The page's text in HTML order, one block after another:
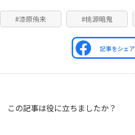
#漆原侑来 #桃源暗鬼
記事をシェア
この記事は役に立ちましたか？